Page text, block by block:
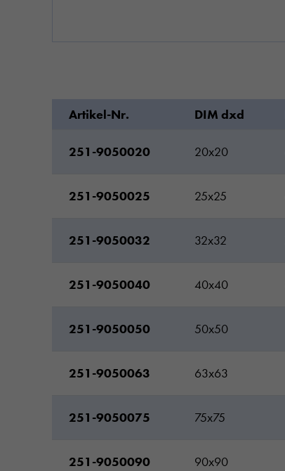
Artikel-Nr. DIM dxd
251-9050020 20x20
251-9050025 25x25
251-9050032 32x32
251-9050040 40x40
251-9050050 50x50
251-9050063 63x63
251-9050075 75x75
251-9050090 90x90